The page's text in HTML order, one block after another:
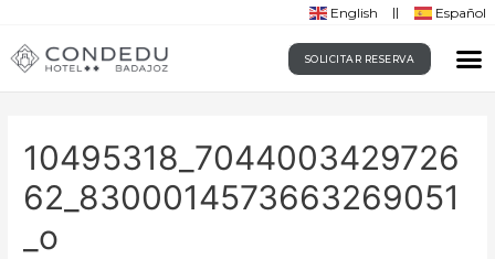
English Español
SOLICITAR RESERVA
10495318_7044003429726
62_8300014573663269051
_o